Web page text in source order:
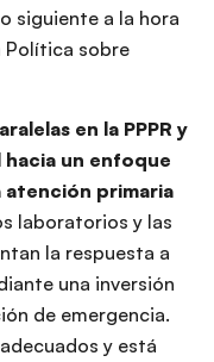
siguiente a la hora
Política sobre
en la PPPR y
un enfoque
atención primaria
laboratorios y las
la respuesta a
una inversión
de emergencia.
y está